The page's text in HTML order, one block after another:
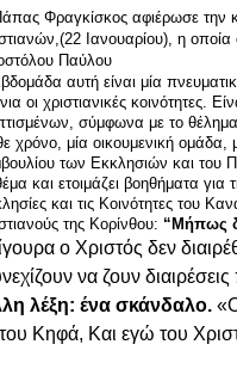
Φραγκίσκος αφιέρωσε την
Ιανουαρίου), η
Παύλου
αυτή είναι μία
οι χριστιανικές κοινότητες.
σύμφωνα με το θέλημα
χρόνο, μία οικουμενική ομάδα,
των Εκκλησιών και του
και ετοιμάζει βοηθήματα
και τις Κοινότητες του
της Κορίνθου: “Μήπως
ο Χριστός δεν
να ζουν
λέξη: ένα σκάνδαλο.
Κηφά, Και εγώ του